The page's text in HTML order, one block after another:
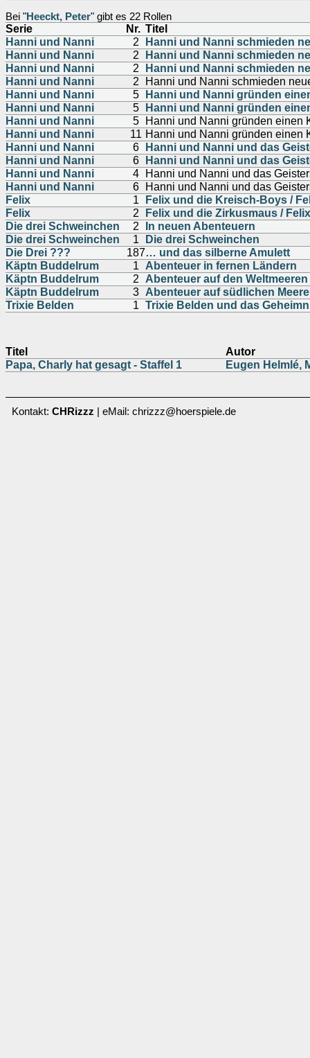
Bei "Heeckt, Peter" gibt es 22 Rollen
Serie Nr. Titel
Hanni und Nanni
2
Hanni und Nanni schmieden
Hanni und Nanni
2
Hanni und Nanni schmieden
Hanni und Nanni
2
Hanni und Nanni schmieden
Hanni und Nanni
2
Hanni und Nanni schmieden
Hanni und Nanni
5
Hanni und Nanni gründen
Hanni und Nanni
5
Hanni und Nanni gründen
Hanni und Nanni
5
Hanni und Nanni gründen einen
Hanni und Nanni
11 Hanni und Nanni gründen einen
Hanni und Nanni
6
Hanni und Nanni und das
Hanni und Nanni
6
Hanni und Nanni und das
Hanni und Nanni
4
Hanni und Nanni und das
Hanni und Nanni
6
Hanni und Nanni und das
Felix
1
Felix und die Kreisch-Boys /
Felix
2
Felix und die Zirkusmaus /
Die drei Schweinchen
2
In neuen Abenteuern
Die drei Schweinchen
1
Die drei Schweinchen
Die Drei ???
187… und das silberne Amulett
Käptn Buddelrum
1
Abenteuer in fernen Ländern
Käptn Buddelrum
2
Abenteuer auf den Weltmeeren
Käptn Buddelrum
3
Abenteuer auf südlichen
Trixie Belden
1 Trixie Belden und das
Titel
Autor
Papa, Charly hat gesagt - Staffel 1
Eugen Helmlé,
Kontakt: CHRizzz | eMail: chrizzz@hoerspiele.de